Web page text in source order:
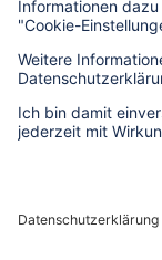
Bildrechte zu
Impressum
Erklärung zur